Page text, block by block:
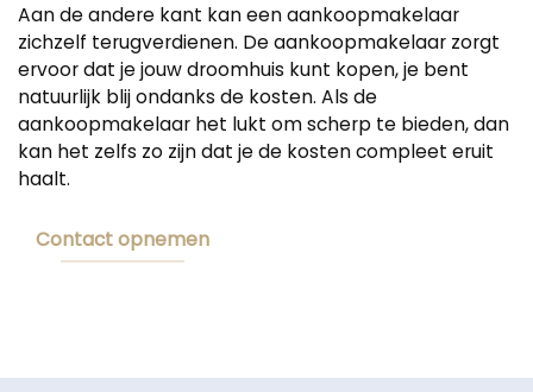
Aan de andere kant kan een aankoopmakelaar
zichzelf terugverdienen. De aankoopmakelaar zorgt
ervoor dat je jouw droomhuis kunt kopen, je bent
natuurlijk blij ondanks de kosten. Als de
aankoopmakelaar het lukt om scherp te bieden, dan
kan het zelfs zo zijn dat je de kosten compleet eruit
haalt.
Contact opnemen